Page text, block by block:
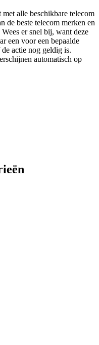
alle beschikbare telecom
de beste telecom merken en
er snel bij, want deze
een voor een bepaalde
actie nog geldig is.
automatisch op